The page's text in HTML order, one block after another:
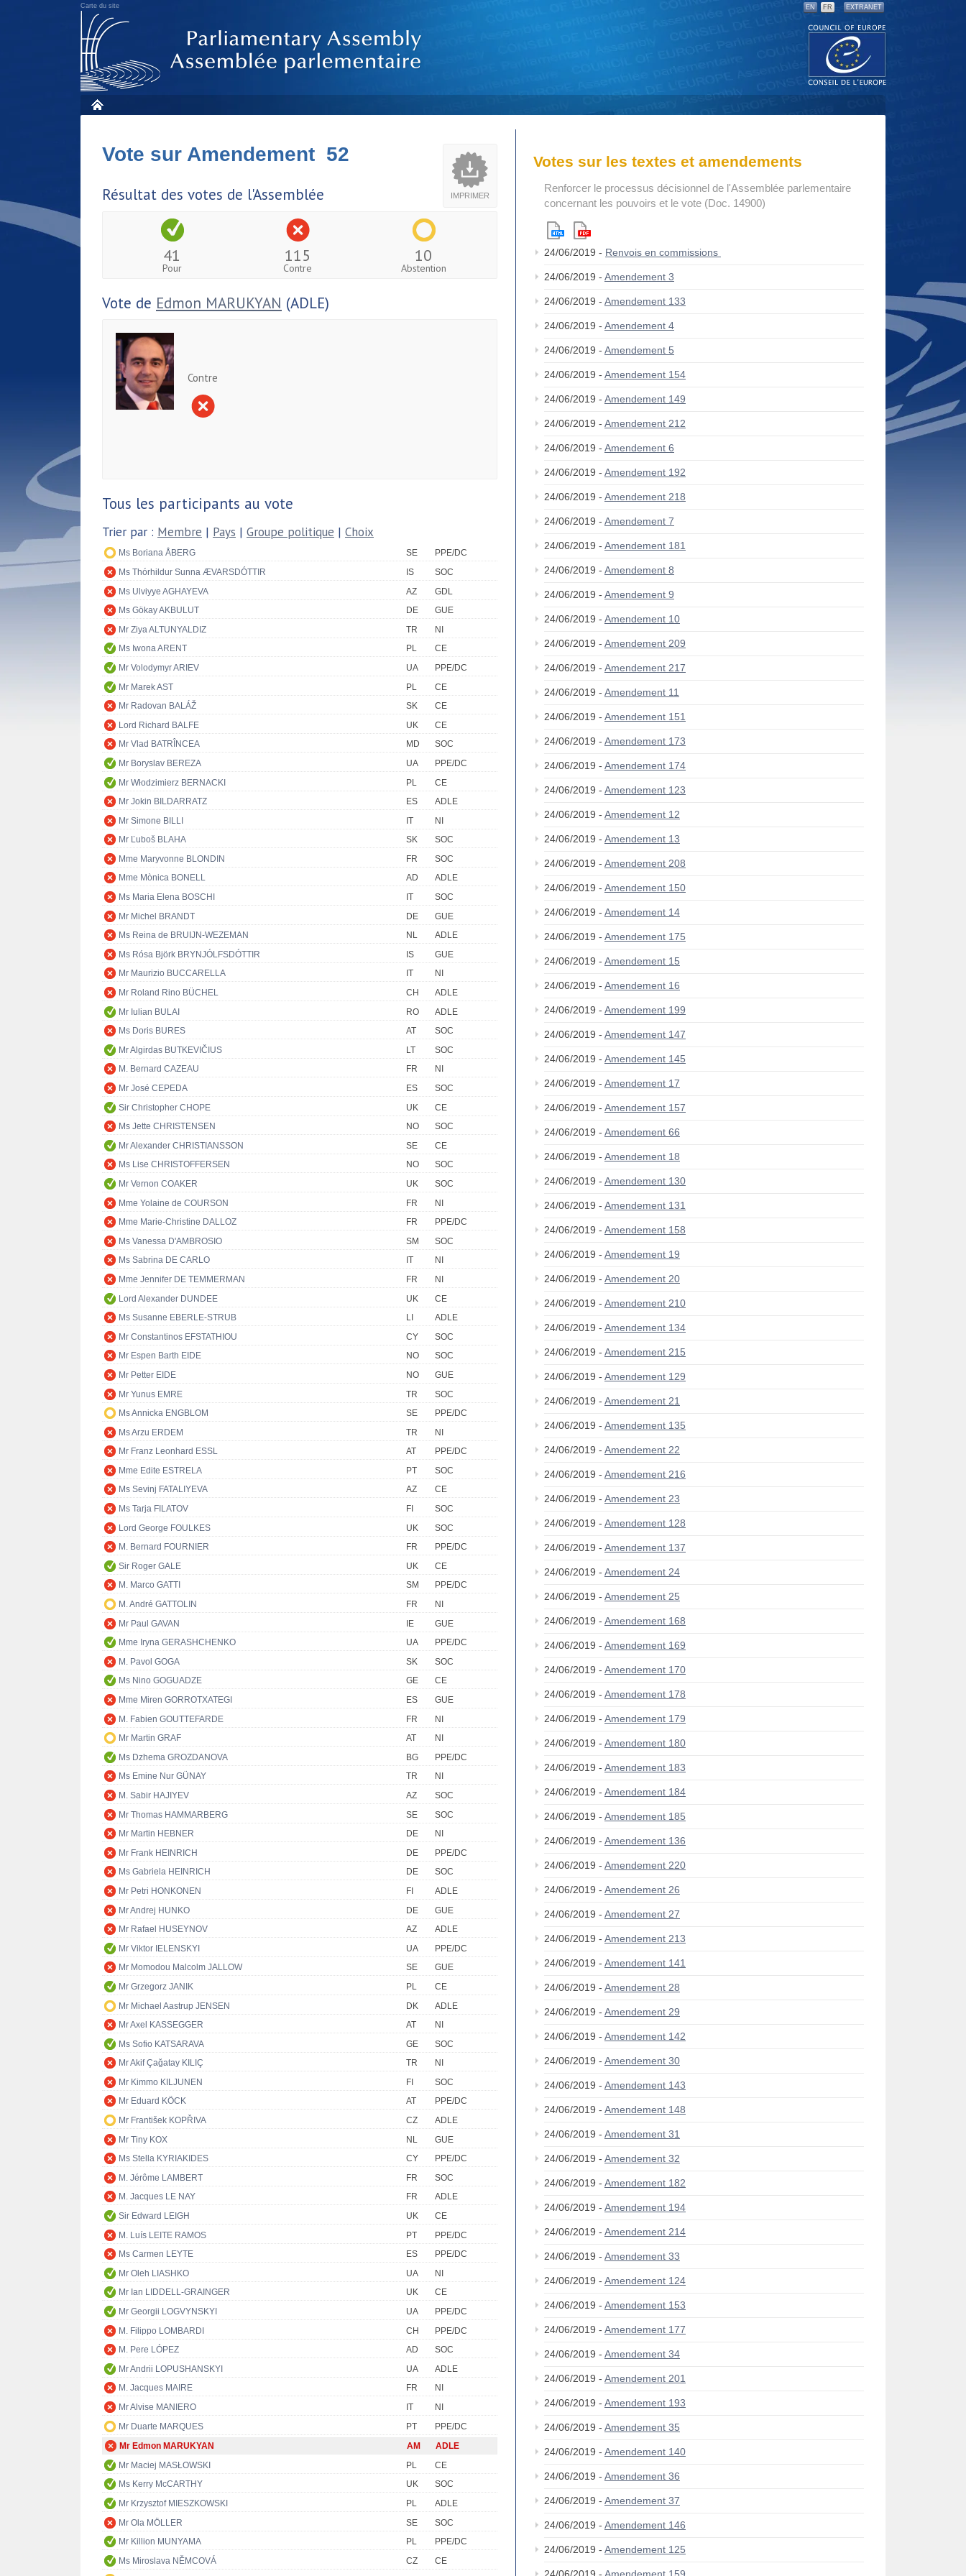
Carte du site EN FR EXTRANET
IMPRIMER
Vote sur Amendement 52
Résultat des votes de l'Assemblée
41
Pour
115
Contre
10
Abstention
Vote de Edmon MARUKYAN (ADLE)
Contre
Tous les participants au vote
Trier par : Membre | Pays | Groupe politique | Choix
Ms Boriana ÅBERG SE
PPE/DC
Ms Thórhildur Sunna ÆVARSDÓTTIR
IS
SOC
Ms Ulviyye AGHAYEVA
AZ
GDL
Ms Gökay AKBULUT
DE
GUE
Mr Ziya ALTUNYALDIZ
TR
NI
Ms Iwona ARENT
PL
CE
Mr Volodymyr ARIEV
UA
PPE/DC
Mr Marek AST
PL
CE
Mr Radovan BALÁŽ
SK
CE
Lord Richard BALFE
UK
CE
Mr Vlad BATRÎNCEA
MD
SOC
Mr Boryslav BEREZA
UA
PPE/DC
Mr Włodzimierz BERNACKI
PL
CE
Mr Jokin BILDARRATZ
ES
ADLE
Mr Simone BILLI
IT
NI
Mr Ľuboš BLAHA
SK
SOC
Mme Maryvonne BLONDIN
FR
SOC
Mme Mònica BONELL
AD
ADLE
Ms Maria Elena BOSCHI
IT
SOC
Mr Michel BRANDT
DE
GUE
Ms Reina de BRUIJN-WEZEMAN
NL
ADLE
Ms Rósa Björk BRYNJÓLFSDÓTTIR
IS
GUE
Mr Maurizio BUCCARELLA
IT
NI
Mr Roland Rino BÜCHEL
CH
ADLE
Mr Iulian BULAI
RO
ADLE
Ms Doris BURES
AT
SOC
Mr Algirdas BUTKEVIČIUS
LT
SOC
M. Bernard CAZEAU
FR
NI
Mr José CEPEDA
ES
SOC
Sir Christopher CHOPE
UK
CE
Ms Jette CHRISTENSEN
NO
SOC
Mr Alexander CHRISTIANSSON
SE
CE
Ms Lise CHRISTOFFERSEN
NO
SOC
Mr Vernon COAKER
UK
SOC
Mme Yolaine de COURSON
FR
NI
Mme Marie-Christine DALLOZ
FR
PPE/DC
Ms Vanessa D'AMBROSIO
SM
SOC
Ms Sabrina DE CARLO
IT
NI
Mme Jennifer DE TEMMERMAN
FR
NI
Lord Alexander DUNDEE
UK
CE
Ms Susanne EBERLE-STRUB
LI
ADLE
Mr Constantinos EFSTATHIOU
CY
SOC
Mr Espen Barth EIDE
NO
SOC
Mr Petter EIDE
NO
GUE
Mr Yunus EMRE
TR
SOC
Ms Annicka ENGBLOM
SE
PPE/DC
Ms Arzu ERDEM
TR
NI
Mr Franz Leonhard ESSL
AT
PPE/DC
Mme Edite ESTRELA
PT
SOC
Ms Sevinj FATALIYEVA
AZ
CE
Ms Tarja FILATOV
FI
SOC
Lord George FOULKES
UK
SOC
M. Bernard FOURNIER
FR
PPE/DC
Sir Roger GALE
UK
CE
M. Marco GATTI
SM
PPE/DC
M. André GATTOLIN
FR
NI
Mr Paul GAVAN
IE
GUE
Mme Iryna GERASHCHENKO
UA
PPE/DC
M. Pavol GOGA
SK
SOC
Ms Nino GOGUADZE
GE
CE
Mme Miren GORROTXATEGI
ES
GUE
M. Fabien GOUTTEFARDE
FR
NI
Mr Martin GRAF
AT
NI
Ms Dzhema GROZDANOVA
BG
PPE/DC
Ms Emine Nur GÜNAY
TR
NI
M. Sabir HAJIYEV
AZ
SOC
Mr Thomas HAMMARBERG
SE
SOC
Mr Martin HEBNER
DE
NI
Mr Frank HEINRICH
DE
PPE/DC
Ms Gabriela HEINRICH
DE
SOC
Mr Petri HONKONEN
FI
ADLE
Mr Andrej HUNKO
DE
GUE
Mr Rafael HUSEYNOV
AZ
ADLE
Mr Viktor IELENSKYI
UA
PPE/DC
Mr Momodou Malcolm JALLOW
SE
GUE
Mr Grzegorz JANIK
PL
CE
Mr Michael Aastrup JENSEN
DK
ADLE
Mr Axel KASSEGGER
AT
NI
Ms Sofio KATSARAVA
GE
SOC
Mr Akif Çağatay KILIÇ
TR
NI
Mr Kimmo KILJUNEN
FI
SOC
Mr Eduard KÖCK
AT
PPE/DC
Mr František KOPŘIVA
CZ
ADLE
Mr Tiny KOX
NL
GUE
Ms Stella KYRIAKIDES
CY
PPE/DC
M. Jérôme LAMBERT
FR
SOC
M. Jacques LE NAY
FR
ADLE
Sir Edward LEIGH
UK
CE
M. Luís LEITE RAMOS
PT
PPE/DC
Ms Carmen LEYTE
ES
PPE/DC
Mr Oleh LIASHKO
UA
NI
Mr Ian LIDDELL-GRAINGER
UK
CE
Mr Georgii LOGVYNSKYI
UA
PPE/DC
M. Filippo LOMBARDI
CH
PPE/DC
M. Pere LÓPEZ
AD
SOC
Mr Andrii LOPUSHANSKYI
UA
ADLE
M. Jacques MAIRE
FR
NI
Mr Alvise MANIERO
IT
NI
Mr Duarte MARQUES
PT
PPE/DC
Mr Edmon MARUKYAN
AM
ADLE
Mr Maciej MASŁOWSKI
PL
CE
Ms Kerry McCARTHY
UK
SOC
Mr Krzysztof MIESZKOWSKI
PL
ADLE
Mr Ola MÖLLER
SE
SOC
Mr Killion MUNYAMA
PL
PPE/DC
Ms Miroslava NĚMCOVÁ
CZ
CE
Votes sur les textes et amendements
Renforcer le processus décisionnel de l'Assemblée parlementaire
concernant les pouvoirs et le vote (Doc. 14900)
24/06/2019 - Renvois en commissions
24/06/2019 - Amendement 3
24/06/2019 - Amendement 133
24/06/2019 - Amendement 4
24/06/2019 - Amendement 5
24/06/2019 - Amendement 154
24/06/2019 - Amendement 149
24/06/2019 - Amendement 212
24/06/2019 - Amendement 6
24/06/2019 - Amendement 192
24/06/2019 - Amendement 218
24/06/2019 - Amendement 7
24/06/2019 - Amendement 181
24/06/2019 - Amendement 8
24/06/2019 - Amendement 9
24/06/2019 - Amendement 10
24/06/2019 - Amendement 209
24/06/2019 - Amendement 217
24/06/2019 - Amendement 11
24/06/2019 - Amendement 151
24/06/2019 - Amendement 173
24/06/2019 - Amendement 174
24/06/2019 - Amendement 123
24/06/2019 - Amendement 12
24/06/2019 - Amendement 13
24/06/2019 - Amendement 208
24/06/2019 - Amendement 150
24/06/2019 - Amendement 14
24/06/2019 - Amendement 175
24/06/2019 - Amendement 15
24/06/2019 - Amendement 16
24/06/2019 - Amendement 199
24/06/2019 - Amendement 147
24/06/2019 - Amendement 145
24/06/2019 - Amendement 17
24/06/2019 - Amendement 157
24/06/2019 - Amendement 66
24/06/2019 - Amendement 18
24/06/2019 - Amendement 130
24/06/2019 - Amendement 131
24/06/2019 - Amendement 158
24/06/2019 - Amendement 19
24/06/2019 - Amendement 20
24/06/2019 - Amendement 210
24/06/2019 - Amendement 134
24/06/2019 - Amendement 215
24/06/2019 - Amendement 129
24/06/2019 - Amendement 21
24/06/2019 - Amendement 135
24/06/2019 - Amendement 22
24/06/2019 - Amendement 216
24/06/2019 - Amendement 23
24/06/2019 - Amendement 128
24/06/2019 - Amendement 137
24/06/2019 - Amendement 24
24/06/2019 - Amendement 25
24/06/2019 - Amendement 168
24/06/2019 - Amendement 169
24/06/2019 - Amendement 170
24/06/2019 - Amendement 178
24/06/2019 - Amendement 179
24/06/2019 - Amendement 180
24/06/2019 - Amendement 183
24/06/2019 - Amendement 184
24/06/2019 - Amendement 185
24/06/2019 - Amendement 136
24/06/2019 - Amendement 220
24/06/2019 - Amendement 26
24/06/2019 - Amendement 27
24/06/2019 - Amendement 213
24/06/2019 - Amendement 141
24/06/2019 - Amendement 28
24/06/2019 - Amendement 29
24/06/2019 - Amendement 142
24/06/2019 - Amendement 30
24/06/2019 - Amendement 143
24/06/2019 - Amendement 148
24/06/2019 - Amendement 31
24/06/2019 - Amendement 32
24/06/2019 - Amendement 182
24/06/2019 - Amendement 194
24/06/2019 - Amendement 214
24/06/2019 - Amendement 33
24/06/2019 - Amendement 124
24/06/2019 - Amendement 153
24/06/2019 - Amendement 177
24/06/2019 - Amendement 34
24/06/2019 - Amendement 201
24/06/2019 - Amendement 193
24/06/2019 - Amendement 35
24/06/2019 - Amendement 140
24/06/2019 - Amendement 36
24/06/2019 - Amendement 37
24/06/2019 - Amendement 146
24/06/2019 - Amendement 125